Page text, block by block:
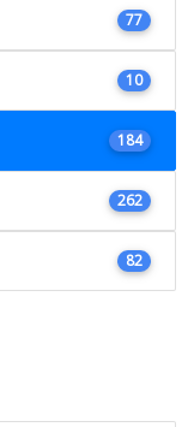
77
10
184
262
82